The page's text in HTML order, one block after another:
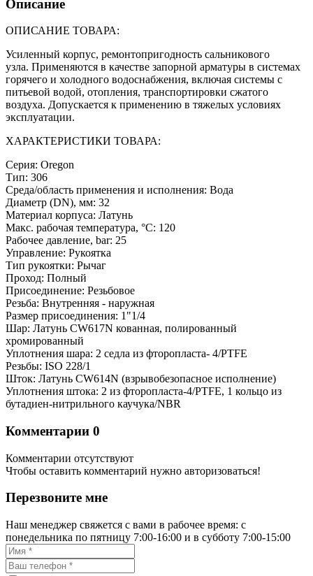
Описание
ОПИСАНИЕ ТОВАРА:
Усиленный корпус, ремонтопригодность сальникового
узла. Применяются в качестве запорной арматуры в системах
горячего и холодного водоснабжения, включая системы с
питьевой водой, отопления, транспортировки сжатого
воздуха. Допускается к применению в тяжелых условиях
эксплуатации.
ХАРАКТЕРИСТИКИ ТОВАРА:
Серия: Oregon
Тип: 306
Среда/область применения и исполнения: Вода
Диаметр (DN), мм: 32
Материал корпуса: Латунь
Макс. рабочая температура, °С: 120
Рабочее давление, bar: 25
Управление: Рукоятка
Тип рукоятки: Рычаг
Проход: Полный
Присоединение: Резьбовое
Резьба: Внутренняя - наружная
Размер присоединения: 1"1/4
Шар: Латунь CW617N кованная, полированный
хромированный
Уплотнения шара: 2 седла из фторопласта- 4/PTFE
Резьбы: ISO 228/1
Шток: Латунь CW614N (взрывобезопасное исполнение)
Уплотнения штока: 2 из фторопласта-4/PTFE, 1 кольцо из
бутадиен-нитрильного каучука/NBR
Комментарии 0
Комментарии отсутствуют
Чтобы оставить комментарий нужно авторизоваться!
Перезвоните мне
Наш менеджер свяжется с вами в рабочее время: с
понедельника по пятницу 7:00-16:00 и в субботу 7:00-15:00